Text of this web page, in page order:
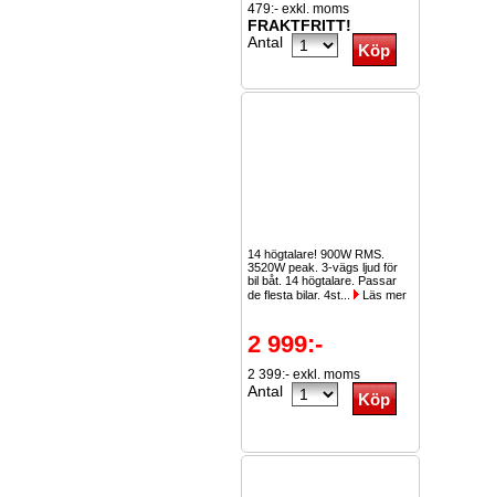
479:- exkl. moms
FRAKTFRITT!
Antal
14 högtalare! 900W RMS.
3520W peak. 3-vägs ljud för
bil båt. 14 högtalare. Passar
de flesta bilar. 4st...
Läs mer
2 999:-
2 399:- exkl. moms
Antal